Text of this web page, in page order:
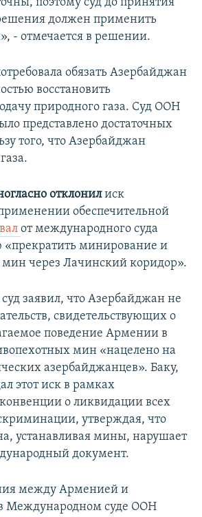
поэтому суд до принятия
должен применить
- отмечается в решении.
обязать Азербайджан
восстановить
природного газа. Суд ООН
представлено достаточных
того, что Азербайджан
отклонилиск
обеспечительной
от международного суда
минирование и
мин через Лачинский коридор».
заявил, что Азербайджан не
свидетельствующих о
поведение Армении в
мин «нацелено на
азербайджанцев». Баку,
этот иск в рамках
о ликвидации всех
утверждая, что
устанавливая мины, нарушает
документ.
между Арменией и
Международном суде ООН